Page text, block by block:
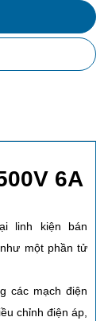
6A
linh kiện bán
một phần tử
các mạch điện
chỉnh điện áp,